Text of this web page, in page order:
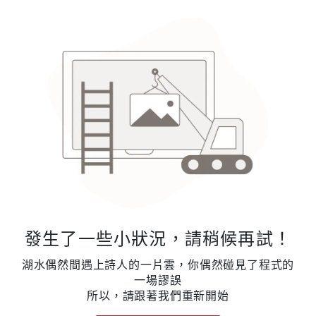
發生了一些小狀況，請稍候再試！
湖水偶然間遇上詩人的一片雲，你偶然碰見了程式的
一場謬誤
所以，請跟著我們重新開始